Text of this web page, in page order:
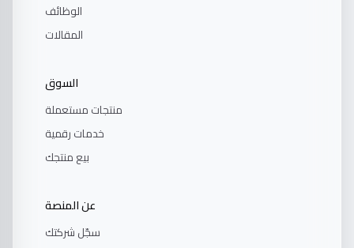
الوظائف
المقالات
السوق
منتجات مستعملة
خدمات رقمية
بيع منتجك
عن المنصة
سجّل شركتك